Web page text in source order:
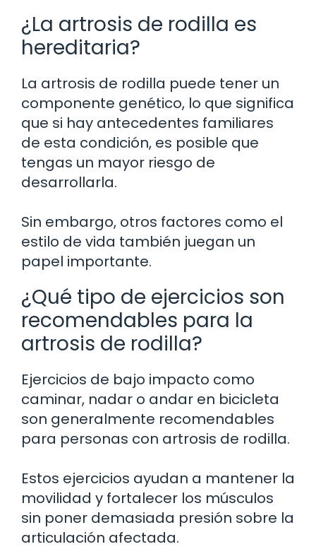
¿La artrosis de rodilla es
hereditaria?
La artrosis de rodilla puede tener un
componente genético, lo que significa
que si hay antecedentes familiares
de esta condición, es posible que
tengas un mayor riesgo de
desarrollarla.
Sin embargo, otros factores como el
estilo de vida también juegan un
papel importante.
¿Qué tipo de ejercicios son
recomendables para la
artrosis de rodilla?
Ejercicios de bajo impacto como
caminar, nadar o andar en bicicleta
son generalmente recomendables
para personas con artrosis de rodilla.
Estos ejercicios ayudan a mantener la
movilidad y fortalecer los músculos
sin poner demasiada presión sobre la
articulación afectada.